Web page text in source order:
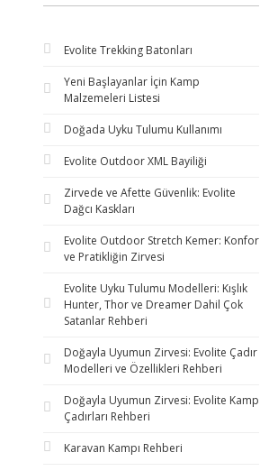
Evolite Trekking Batonları
Yeni Başlayanlar İçin Kamp
Malzemeleri Listesi
Doğada Uyku Tulumu Kullanımı
Evolite Outdoor XML Bayiliği
Zirvede ve Afette Güvenlik: Evolite
Dağcı Kaskları
Evolite Outdoor Stretch Kemer: Konfor
ve Pratikliğin Zirvesi
Evolite Uyku Tulumu Modelleri: Kışlık
Hunter, Thor ve Dreamer Dahil Çok
Satanlar Rehberi
Doğayla Uyumun Zirvesi: Evolite Çadır
Modelleri ve Özellikleri Rehberi
Doğayla Uyumun Zirvesi: Evolite Kamp
Çadırları Rehberi
Karavan Kampı Rehberi